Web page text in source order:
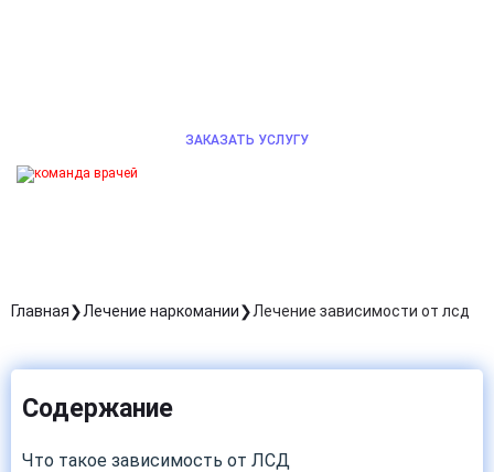
ЗАКАЗАТЬ УСЛУГУ
Главная Лечение наркомании Лечение зависимости от лсд
Содержание
Что такое зависимость от ЛСД